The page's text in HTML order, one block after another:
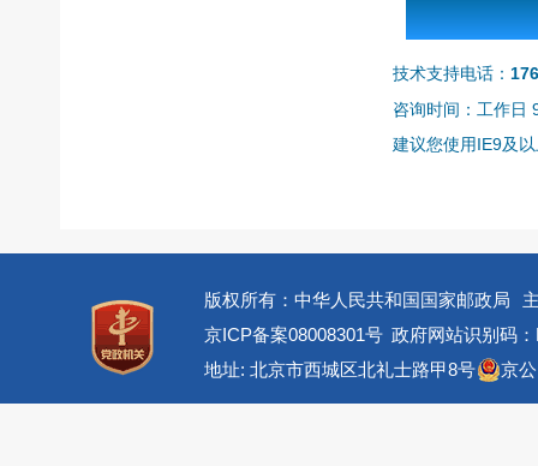
技术支持电话：
咨询时间：工作日
建议您使用IE9及
版权所有：中华人民共和国国家邮政局
京ICP备案08008301号 政府网站识别码
地址: 北京市西城区北礼士路甲8号
京